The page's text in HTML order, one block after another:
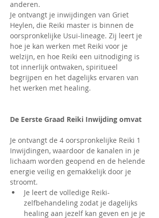
anderen.
Je ontvangt je inwijdingen van Griet
Heylen, die Reiki master is binnen de
oorspronkelijke Usui-lineage. Zij leert je
hoe je kan werken met Reiki voor je
welzijn, en hoe Reiki een uitnodiging is
tot innerlijk ontwaken, spiritueel
begrijpen en het dagelijks ervaren van
het werken met healing.
De Eerste Graad Reiki Inwijding omvat
Je ontvangt de 4 oorspronkelijke Reiki 1
Inwijdingen, waardoor de kanalen in je
lichaam worden geopend en de helende
energie veilig en gemakkelijk door je
stroomt.
Je leert de volledige Reiki-
zelfbehandeling zodat je dagelijks
healing aan jezelf kan geven en je je